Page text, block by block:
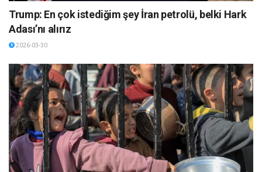
Trump: En çok istediğim şey İran petrolü, belki Hark
Adası’nı alırız
2026-03-30